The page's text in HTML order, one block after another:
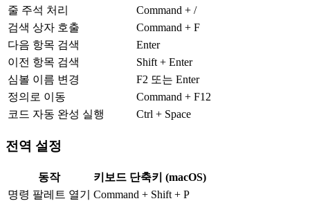
줄 주석 처리
Command + /
검색 상자 호출
Command + F
다음 항목 검색
Enter
이전 항목 검색
Shift + Enter
심볼 이름 변경
F2 또는 Enter
정의로 이동
Command + F12
코드 자동 완성 실행
Ctrl + Space
전역 설정
동작
키보드 단축키 (macOS)
명령 팔레트 열기
Command + Shift + P